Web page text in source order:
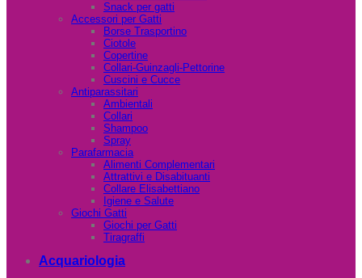
Snack per gatti
Accessori per Gatti
Borse Trasportino
Ciotole
Copertine
Collari-Guinzagli-Pettorine
Cuscini e Cucce
Antiparassitari
Ambientali
Collari
Shampoo
Spray
Parafarmacia
Alimenti Complementari
Attrattivi e Disabituanti
Collare Elisabettiano
Igiene e Salute
Giochi Gatti
Giochi per Gatti
Tiragraffi
Acquariologia